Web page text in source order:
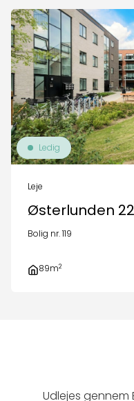
Ledig
Leje
Østerlunden
Bolig nr. 119
89m2
Udlejes gennem